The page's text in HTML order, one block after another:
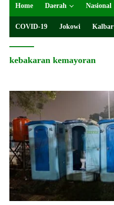
Home Daerah Nasional
COVID-19 Jokowi Kalbar
kebakaran kemayoran